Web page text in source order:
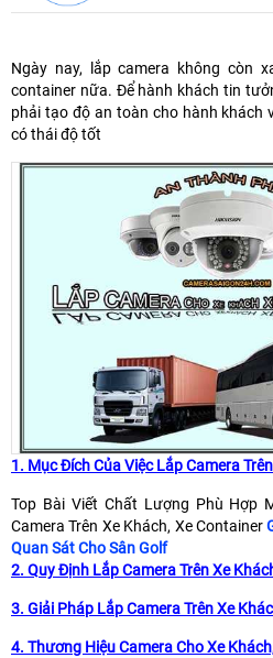
Ngày nay, lắp camera không còn
container nữa. Để hành khách tin
phải tạo độ an toàn cho hành khách
có thái độ tốt
1. Mục Đích Của Việc Lắp Camera
Top Bài Viết Chất Lượng Phù Hợp
Camera Trên Xe Khách, Xe Container
Quan Sát Cho Sân Golf
2. Quy Định Lắp Camera Trên Xe
3. Giải Pháp Lắp Camera Trên Xe
4. Thương Hiệu Camera Cho Xe